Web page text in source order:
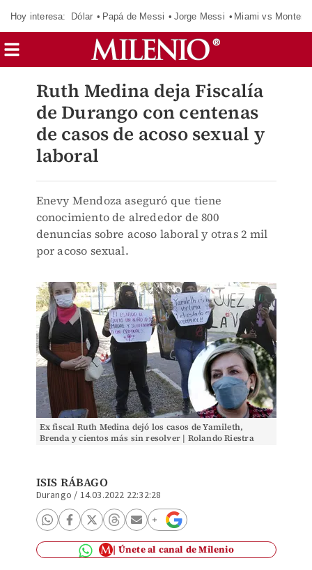
Hoy interesa: Dólar Papá de Messi Jorge Messi Miami vs
Ruth Medina deja Fiscalía
de Durango con centenas
de casos de acoso sexual y
laboral
Enevy Mendoza aseguró que tiene
conocimiento de alrededor de 800
denuncias sobre acoso laboral y otras 2 mil
por acoso sexual.
Ex fiscal Ruth Medina dejó los casos de Yamileth,
Brenda y cientos más sin resolver | Rolando Riestra
ISIS RÁBAGO
Durango / 14.03.2022 22:32:28
Únete al canal de Milenio